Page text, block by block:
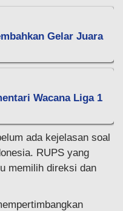
Gelar Juara
Wacana Liga 1
ada kejelasan soal
RUPS yang
memilih direksi dan